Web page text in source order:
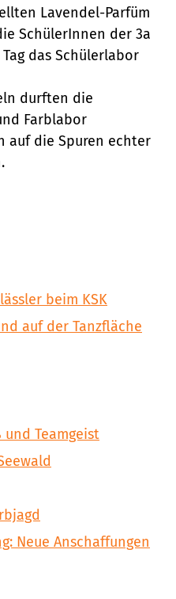
Lavendel-Parfüm
SchülerInnen der 3a
das Schülerlabor
durften die
Farblabor
auf die Spuren echter
beim KSK
auf der Tanzfläche
und Teamgeist
Neue Anschaffungen